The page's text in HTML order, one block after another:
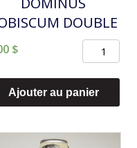
DOUBLE
$
quantité
Charlevoix
-
Ajouter au panier